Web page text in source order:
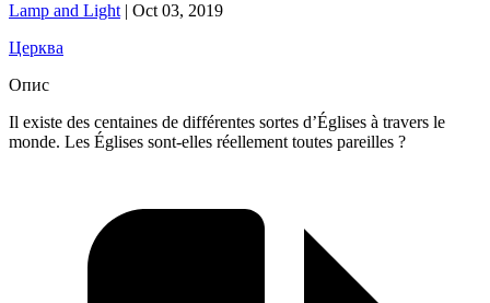
Lamp and Light | Oct 03, 2019
Церква
Опис
Il existe des centaines de différentes sortes d’Églises à travers le
monde. Les Églises sont-elles réellement toutes pareilles ?